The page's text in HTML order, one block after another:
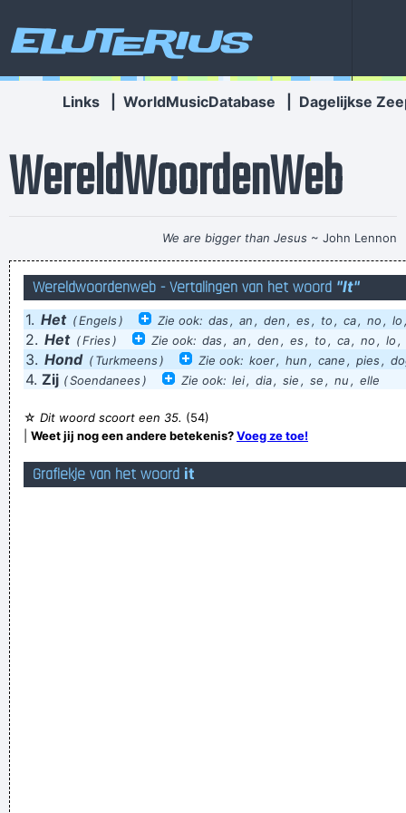
Eluterius
Links WorldMusicDatabase Dagelijkse
WereldWoordenWeb
We are bigger than Jesus ~ John Lennon
DAN LAAT IK MEESTAL GEWOON EEN SCHEET!!!!
Weezelkack!
De kampioen is uitgerekend witte wijn, welke de gebruiker
een waar draaiorgel schetenfestival kan bezorgen en in
recidieve gevallen zelfs een gecompliceerde, vaak dubbele
I am sorry, I can help nothing. But it is assured, that you will
ondanks dat ik hem thuis afgenomen heb met water met
Wereldwoordenweb - Vertalingen van het woord "It"
1. Het (Engels ) Zie ook: das , an , den , es , to , ca, no , lo
2. Het (Fries) Zie ook: das, an , den , es, to , ca, no , lo ,
3. Hond (Turkmeens ) Zie ook: koer, hun , cane , pies ,
4. Zij (Soendanees) Zie ook: lei, dia, sie , se , nu , elle
☆ Dit woord scoort een 35. (54)
Weet jij nog een andere betekenis?Voeg ze toe!
Grafiekje van het woord it